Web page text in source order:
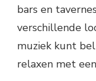
bars en
verschillende
muziek kunt
relaxen met